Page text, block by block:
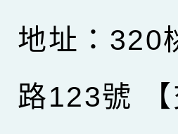
地址：320
路123號